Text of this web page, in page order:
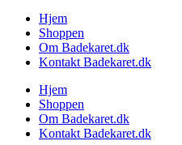
Hjem
Shoppen
Om Badekaret.dk
Kontakt Badekaret.dk
Hjem
Shoppen
Om Badekaret.dk
Kontakt Badekaret.dk